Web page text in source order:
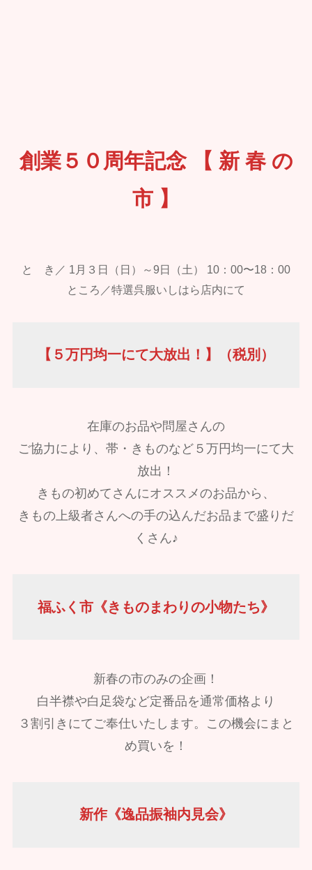
創業５０周年記念 【 新 春 の
市 】
と き／ 1月３日（日）～9日（土） 10：00〜18：00
ところ／特選呉服いしはら店内にて
【５万円均一にて大放出！】（税別）
在庫のお品や問屋さんの
ご協力により、帯・きものなど５万円均一にて大
放出！
きもの初めてさんにオススメのお品から、
きもの上級者さんへの手の込んだお品まで盛りだ
くさん♪
福ふく市《きものまわりの小物たち》
新春の市のみの企画！
白半襟や白足袋など定番品を通常価格より
３割引きにてご奉仕いたします。この機会にまと
め買いを！
新作《逸品振袖内見会》